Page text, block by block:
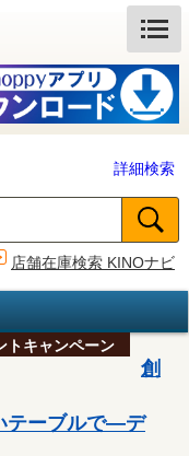
詳細検索
店舗在庫検索 KINOナビ
トキャンペーン
創
テーブルで―デ